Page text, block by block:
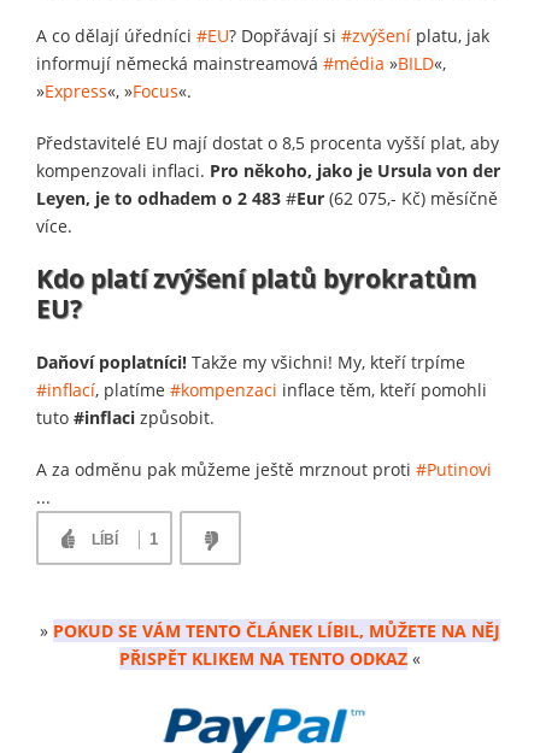
A co dělají úředníci #EU? Dopřávají si #zvýšení platu, jak
informují německá mainstreamová #média »BILD«,
»Express«, »Focus«.
Představitelé EU mají dostat o 8,5 procenta vyšší plat, aby
kompenzovali inflaci. Pro někoho, jako je Ursula von der
Leyen, je to odhadem o 2 483 #Eur (62 075,- Kč) měsíčně
více.
Kdo platí zvýšení platů byrokratům
EU?
Daňoví poplatníci! Takže my všichni! My, kteří trpíme
#inflací, platíme #kompenzaci inflace těm, kteří pomohli
tuto #inflaci způsobit.
A za odměnu pak můžeme ještě mrznout proti #Putinovi
...
LÍBÍ 1
» POKUD SE VÁM TENTO ČLÁNEK LÍBIL, MŮŽETE NA NĚJ
PŘISPĚT KLIKEM NA TENTO ODKAZ «